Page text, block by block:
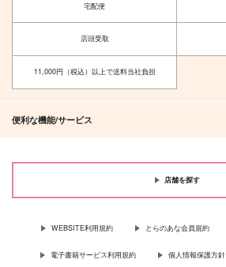
宅配便
店頭受取
11,000円（税込）以上で送料当社負担
便利な機能/サービス
店舗を探す
WEBSITE利用規約 とらのあな会員規約
電子書籍サービス利用規約 個人情報保護方針